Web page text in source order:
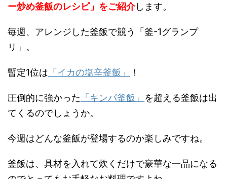
ー炒め釜飯のレシピ」をご紹介します。
毎週、アレンジした釜飯で競う「釜-1グランプ
リ」。
暫定1位は 「イカの塩辛釜飯」 ！
圧倒的に強かった 「キンパ釜飯」 を超える釜飯は出
てくるのでしょうか。
今週はどんな釜飯が登場するのか楽しみですね。
釜飯は、具材を入れて炊くだけで豪華な一品になる